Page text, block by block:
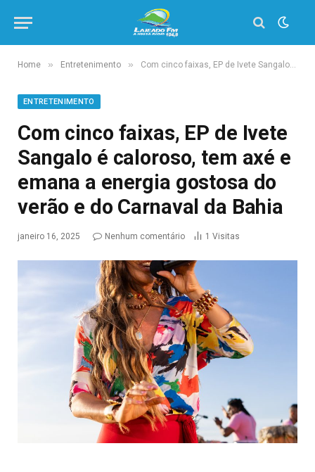
Home » Entretenimento » Com cinco faixas, EP de Ivete Sangalo é caloroso, tem axé e emana a energia gostosa do verão e do Carnaval da Bahia
ENTRETENIMENTO
Com cinco faixas, EP de Ivete
Sangalo é caloroso, tem axé e
emana a energia gostosa do
verão e do Carnaval da Bahia
janeiro 16, 2025 Nenhum comentário 1 Visitas